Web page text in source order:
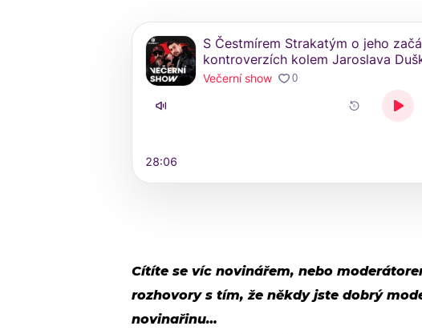
Cítíte se víc novinářem, nebo
rozhovory s tím, že někdy jste dobrý
novinařinu…